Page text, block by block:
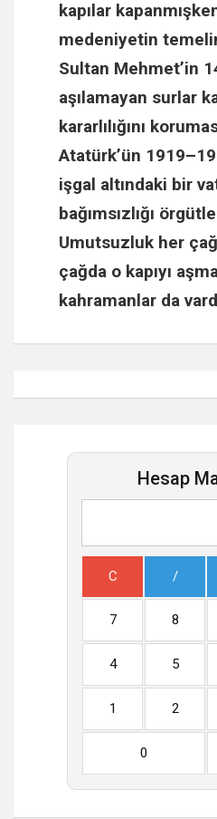
kapılar
medeniyetin
Sultan Mehmet’in
aşılamayan surlar
kararlılığını
Atatürk’ün
işgal altındaki bir
bağımsızlığı
Umutsuzluk her
çağda o kapıyı
kahramanlar da
Hesap
C /
7 8
4
5
1 2
0